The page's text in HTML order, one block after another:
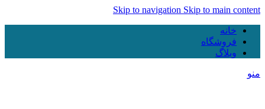
Skip to navigation Skip to main content
خانه
فروشگاه
وبلاگ
منو